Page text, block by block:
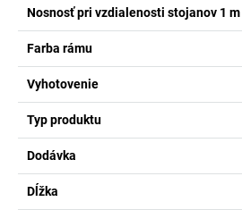
Nosnosť pri vzdialenosti stojanov 1 m
Farba rámu
Vyhotovenie
Typ produktu
Dodávka
Dĺžka